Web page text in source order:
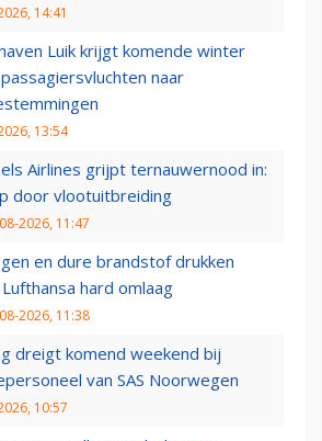
14:41
Luik krijgt komende winter
naar
13:54
Airlines grijpt ternauwernood in:
door vlootuitbreiding
2026, 11:47
en dure brandstof drukken
hard omlaag
2026, 11:38
dreigt komend weekend bij
van SAS Noorwegen
10:57